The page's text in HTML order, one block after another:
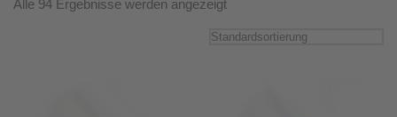
Alle 94 Ergebnisse werden angezeigt